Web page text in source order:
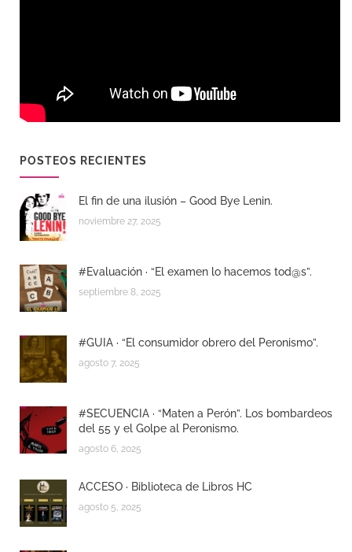
POSTEOS RECIENTES
El fin de una ilusión – Good Bye Lenin.
noviembre 27, 2025
#Evaluación · “El examen lo hacemos tod@s”.
septiembre 8, 2025
#GUIA · “El consumidor obrero del Peronismo”.
agosto 7, 2025
#SECUENCIA · “Maten a Perón”. Los bombardeos
del 55 y el Golpe al Peronismo.
agosto 6, 2025
ACCESO · Biblioteca de Libros HC
agosto 5, 2025